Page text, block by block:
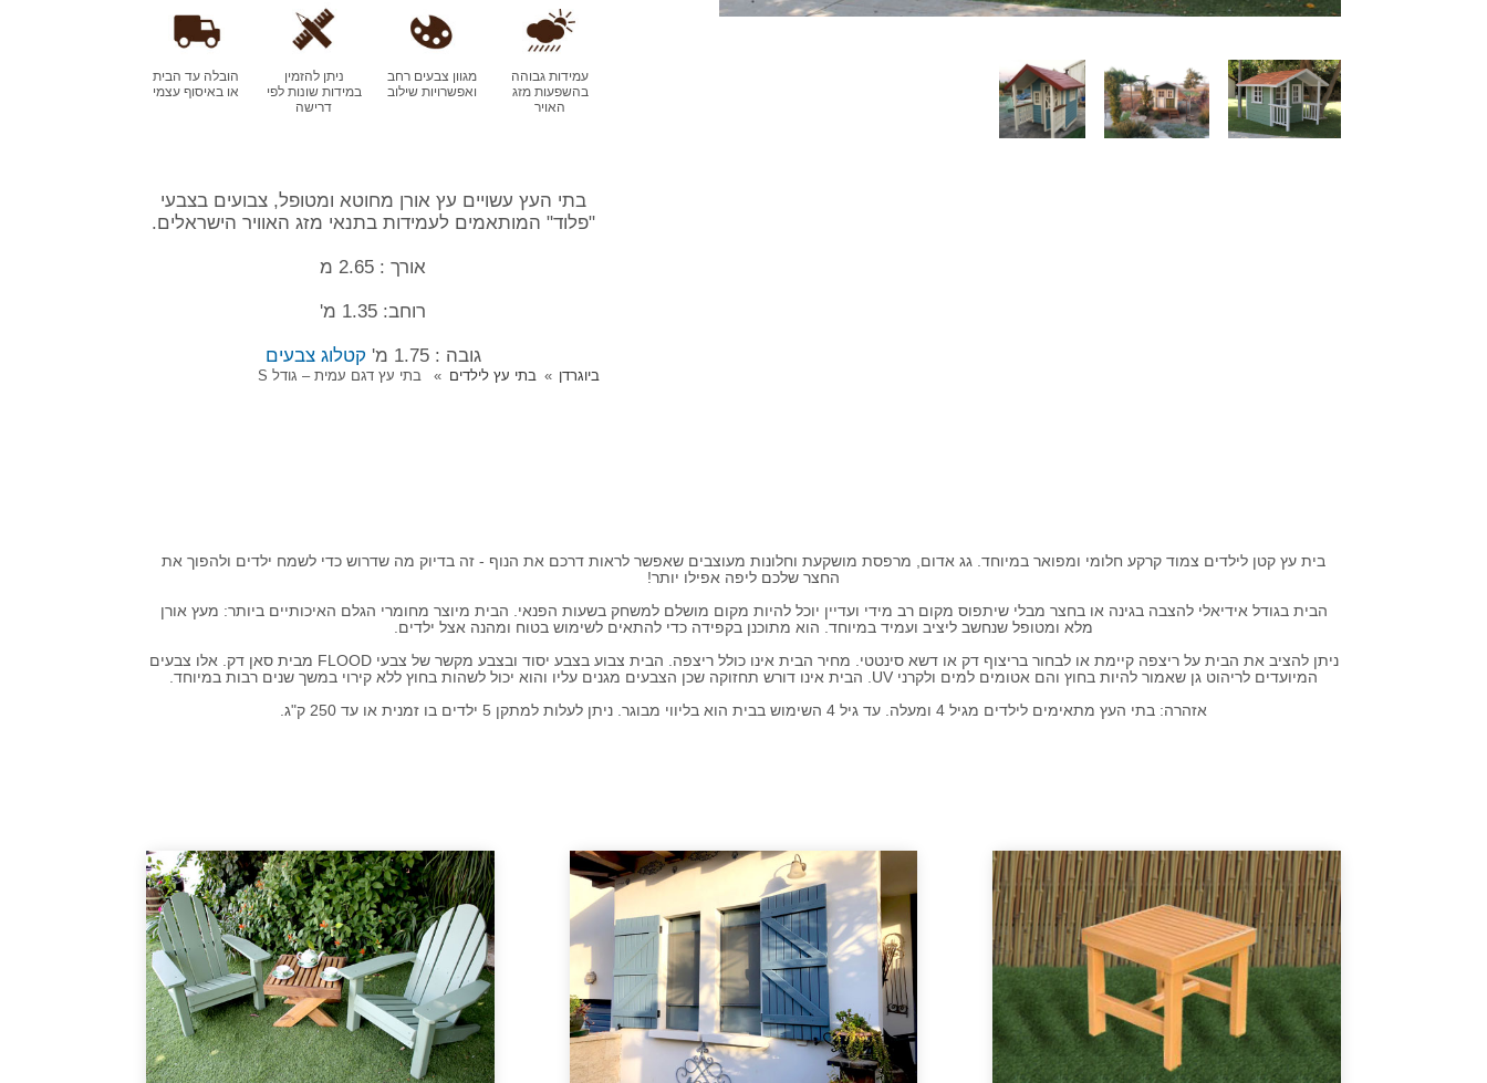
עמידות גבוהה
בהשפעות מזג
האויר
מגוון צבעים רחב
ואפשרויות שילוב
ניתן להזמין
במידות שונות לפי
דרישה
הובלה עד הבית
או באיסוף עצמי
בתי העץ עשויים עץ אורן מחוטא ומטופל, צבועים בצבעי
"פלוד" המותאמים לעמידות בתנאי מזג האוויר הישראלים.
אורך : 2.65 מ
רוחב: 1.35 מ'
גובה : 1.75 מ' קטלוג צבעים
ביוגרדן בתי עץ לילדים בתי עץ דגם עמית – גודל S
בית עץ קטן לילדים צמוד קרקע חלומי ומפואר במיוחד. גג אדום, מרפסת מושקעת וחלונות מעוצבים שאפשר לראות דרכם את הנוף - זה בדיוק מה שדרוש כדי לשמח ילדים ולהפוך את
החצר שלכם ליפה אפילו יותר!
הבית בגודל אידיאלי להצבה בגינה או בחצר מבלי שיתפוס מקום רב מידי ועדיין יוכל להיות מקום מושלם למשחק בשעות הפנאי. הבית מיוצר מחומרי הגלם האיכותיים ביותר: מעץ אורן
מלא ומטופל שנחשב ליציב ועמיד במיוחד. הוא מתוכנן בקפידה כדי להתאים לשימוש בטוח ומהנה אצל ילדים.
ניתן להציב את הבית על ריצפה קיימת או לבחור בריצוף דק או דשא סינטטי. מחיר הבית אינו כולל ריצפה. הבית צבוע בצבע יסוד ובצבע מקשר של צבעי FLOOD מבית סאן דק. אלו צבעים
המיועדים לריהוט גן שאמור להיות בחוץ והם אטומים למים ולקרני UV. הבית אינו דורש תחזוקה שכן הצבעים מגנים עליו והוא יכול לשהות בחוץ ללא קירוי במשך שנים רבות במיוחד.
אזהרה: בתי העץ מתאימים לילדים מגיל 4 ומעלה. עד גיל 4 השימוש בבית הוא בליווי מבוגר. ניתן לעלות למתקן 5 ילדים בו זמנית או עד 250 ק"ג.